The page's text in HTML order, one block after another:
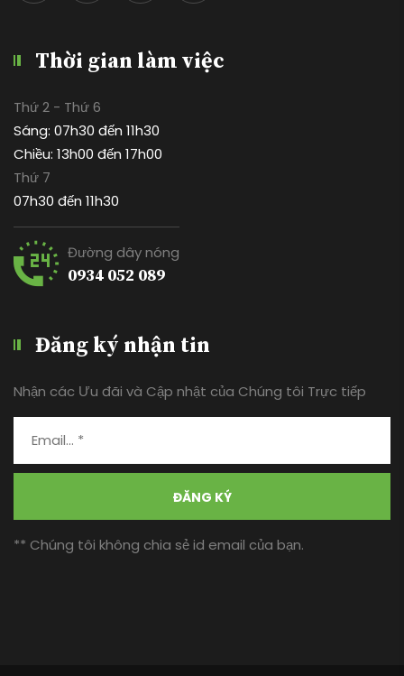
Thời gian làm việc
Thứ 2 - Thứ 6
Sáng: 07h30 đến 11h30
Chiều: 13h00 đến 17h00
Thứ 7
07h30 đến 11h30
Đường dây nóng
0934 052 089
Đăng ký nhận tin
Nhận các Ưu đãi và Cập nhật của Chúng tôi Trực tiếp
ĐĂNG KÝ
** Chúng tôi không chia sẻ id email của bạn.